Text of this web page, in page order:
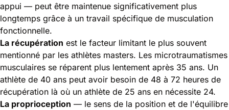
appui — peut être maintenue significativement plus
longtemps grâce à un travail spécifique de musculation
fonctionnelle.
La récupération est le facteur limitant le plus souvent
mentionné par les athlètes masters. Les microtraumatismes
musculaires se réparent plus lentement après 35 ans. Un
athlète de 40 ans peut avoir besoin de 48 à 72 heures de
récupération là où un athlète de 25 ans en nécessite 24.
La proprioception — le sens de la position et de l'équilibre